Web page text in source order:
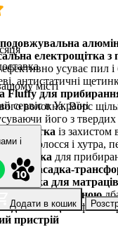
електрощітка
ефективно усуває пил
антистатичні
Fluffy для
волокна. Ворс
його з
із
волосся і хутра,
насадка для
насадка-
для
з м'якою щетиною
док-станціяз
пристрій
місті
сервіс в Україні
i
Додати в кошик